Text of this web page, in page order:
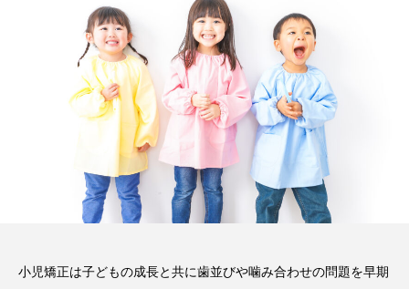
テスト用_東京都おすすめの矯
正歯科の名医28人
2026.06.12
マウスピース型矯正治療後に
保定は必要?リテーナーの装着
期間や時間、注意点も解説
2025.12.07
注目のトピック
おすすめ名医一覧 コラム
小児矯正は子どもの成長と共に歯並びや噛み合わせの問題を早期